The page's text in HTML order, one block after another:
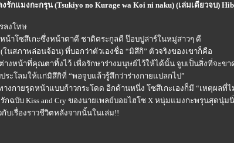
รักแมงกะกรุน (Tsukiyo no Kurage wa Koi ni naku) (เล่มเดียวจบ)
ลงโทษ
าโซสึเกะซึ่งหน้าตาดี ชาติตระกูลดี ป๊อบปูล่าร์ในหมู่สาวๆ ดี
นสภาพล่อนจ้อน) ที่บอกว่าตัวเองชื่อ “มิสึกิ” ตัวจริงของเขาก็คือ
างหน้าที่คุณตาทิ้งไว้ เพื่อรักษาร่างมนุษย์ไว้ให้ได้นั้น จูบเป็นสิ่งที่จะขา
ะโลมให้แก่มิสึกิที่ “พอจูบแล้วรู้สึกว่าร่างกายแปลกไป”
กายรุดหน้าแบบก้าวกระโดด อีกด้านหนึ่ง โซสึเกะเองก็มี “เหตุผลที่ไ
ฉบับ Kiss and Cry ของนายเพลย์บอยไฮโซ X หนุ่มแมงกะพรุนสุดนุ่ม
บเรื่องราวชีวิตหลังจากนั้นในเล่ม!!